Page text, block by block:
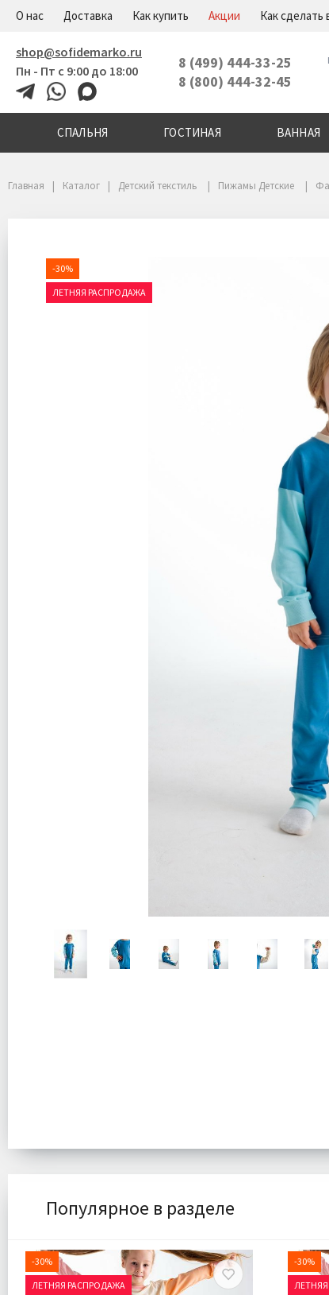
О нас Доставка Как купить Акции Как сделать
shop@sofidemarko.ru
Пн - Пт с 9:00 до 18:00
8 (499) 444-33-25
8 (800) 444-32-45
СПАЛЬНЯ ГОСТИНАЯ ВАННАЯ
Главная Каталог Детский текстиль Пижамы Детские
-30%
ЛЕТНЯЯ РАСПРОДАЖА
Популярное в разделе
-30%
ЛЕТНЯЯ РАСПРОДАЖА
-30%